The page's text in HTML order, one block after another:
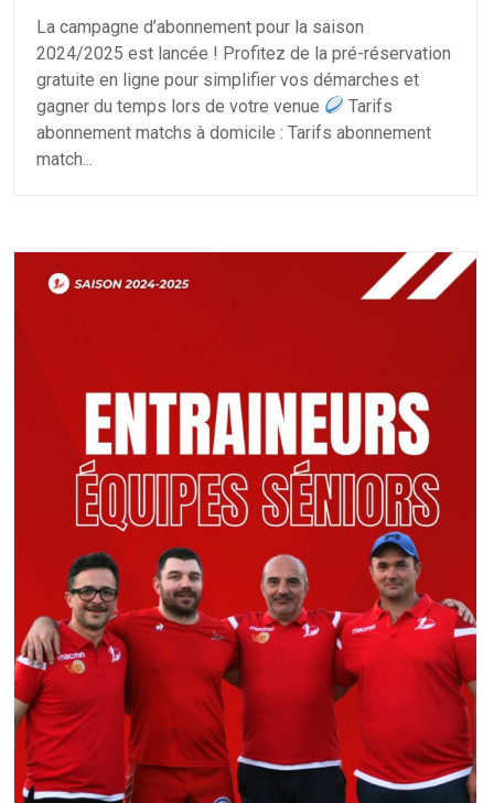
La campagne d’abonnement pour la saison
2024/2025 est lancée ! Profitez de la pré-réservation
gratuite en ligne pour simplifier vos démarches et
gagner du temps lors de votre venue
Tarifs
abonnement matchs à domicile : Tarifs abonnement
match...